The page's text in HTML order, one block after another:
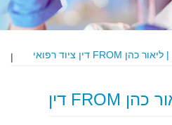
|
30/113/24 | ליאור כהן FROM דין